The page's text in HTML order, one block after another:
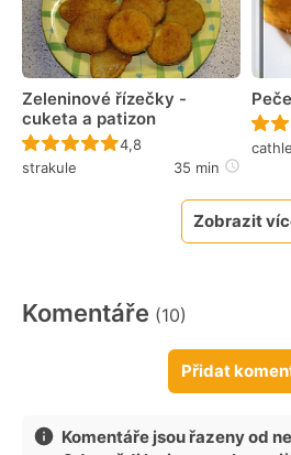
Zeleninové řízečky -
cuketa a patizon
Recept ještě nebyl
4,8
strakule
35 min
Zobrazit
Komentáře (10)
Přidat
Komentáře jsou řazeny od